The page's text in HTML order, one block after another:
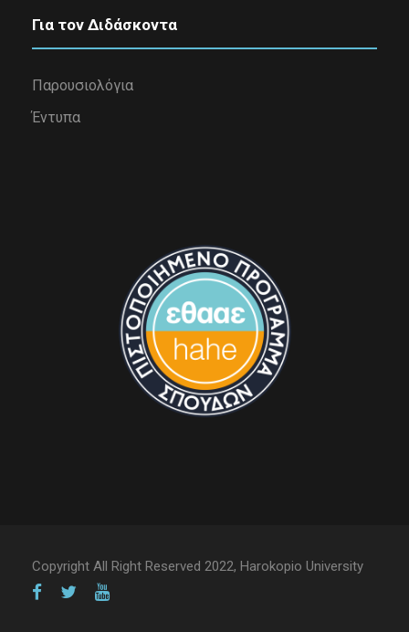
Για τον Διδάσκοντα
Παρουσιολόγια
Έντυπα
Copyright All Right Reserved 2022, Harokopio University